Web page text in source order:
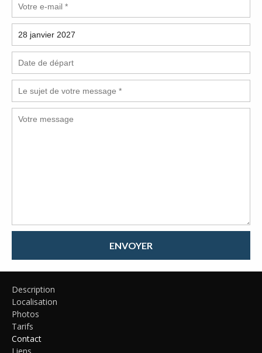
ENVOYER
Description
Localisation
Photos
Tarifs
Contact